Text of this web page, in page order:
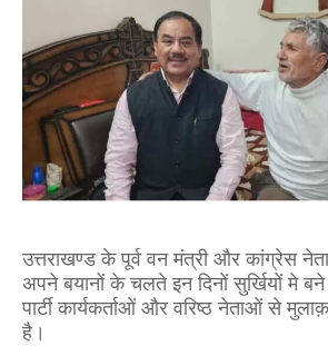
उत्तराखण्ड के पूर्व वन मंत्री और कांग्रेस
अपने बयानों के चलते इन दिनों सुर्खियों मे
पार्टी कार्यकर्ताओं और वरिष्ठ नेताओं से
है।